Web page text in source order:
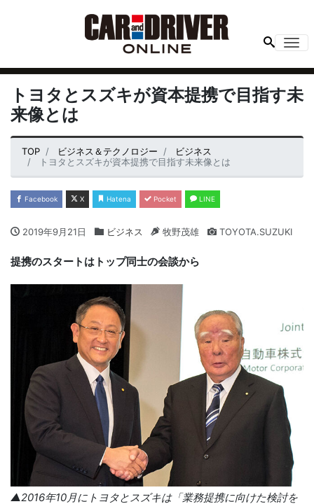
トヨタとスズキが資本提携で目指す未
来像とは
TOP ビジネス＆テクノロジー
ビジネス
トヨタとスズキが資本提携で目指す未来像とは
Facebook X Hatena Pocket LINE
2019年9月21日 ビジネス 牧野茂雄 TOYOTA.SUZUKI
提携のスタートはトップ同士の会談から
▲2016年10月にトヨタとスズキは「業務提携に向けた検討を